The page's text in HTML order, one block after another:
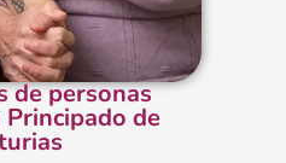
de personas
de